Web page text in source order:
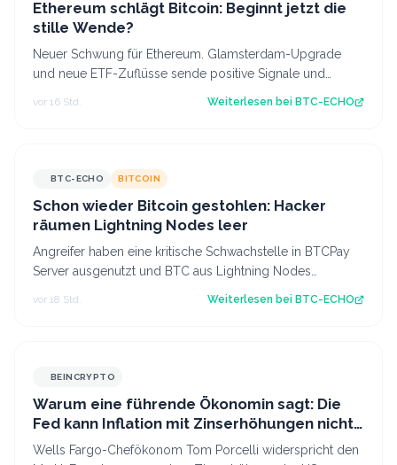
Ethereum schlägt Bitcoin: Beginnt jetzt die
stille Wende?
Neuer Schwung für Ethereum. Glamsterdam-Upgrade
und neue ETF-Zuflüsse sende positive Signale und
vor 16 Std. Weiterlesen bei BTC-ECHO
BTC-ECHO BITCOIN
Schon wieder Bitcoin gestohlen: Hacker
räumen Lightning Nodes leer
Angreifer haben eine kritische Schwachstelle in BTCPay
Server ausgenutzt und BTC aus Lightning Nodes
gestohlen. Es ist bereits der zweite An…
vor 18 Std. Weiterlesen bei BTC-ECHO
BEINCRYPTO
Warum eine führende Ökonomin sagt: Die
Fed kann Inflation mit Zinserhöhungen nicht
besiegen
Wells Fargo-Chefökonom Tom Porcelli widerspricht den